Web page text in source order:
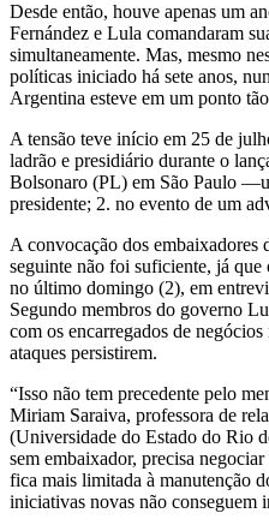
Desde então, houve apenas um
Fernández e Lula comandaram
simultaneamente. Mas, mesmo
políticas iniciado há sete anos,
Argentina esteve em um ponto
A tensão teve início em 25 de
ladrão e presidiário durante o
Bolsonaro (PL) em São Paulo
presidente; 2. no evento de um
A convocação dos
seguinte não foi suficiente, já
no último domingo (2), em
Segundo membros do governo
com os encarregados de
ataques persistirem.
“Isso não tem precedente pelo
Miriam Saraiva, professora de
(Universidade do Estado do Rio
sem embaixador, precisa
fica mais limitada à manutenção
iniciativas novas não conseguem